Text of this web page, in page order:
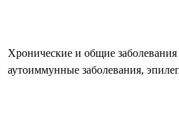
Хронические и общие заболевания
аутоиммунные заболевания,